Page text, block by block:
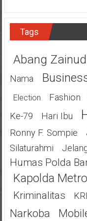
Tags
Abang
Nama
Election Fashion
Ke-79
Hari Ibu
Ronny F. Sompie
Silaturahmi
Humas Polda
Kapolda
Kriminalitas
Narkoba